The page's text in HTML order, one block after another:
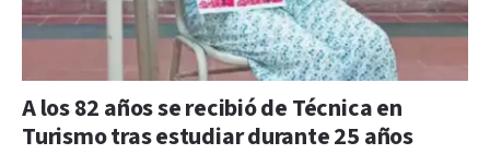
A los 82 años se recibió de Técnica en
Turismo tras estudiar durante 25 años